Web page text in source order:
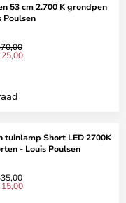
53 cm 2.700 K grondpen
Poulsen
tuinlamp Short LED 2700K
- Louis Poulsen